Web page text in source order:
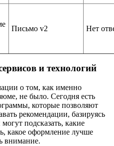
Письмо v2 Нет
и технологий
о том, как именно
не было. Сегодня есть
которые позволяют
рекомендации, базируясь
подсказать, какие
какое оформление лучше
внимание.